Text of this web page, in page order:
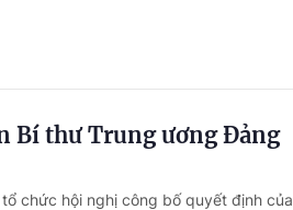
Bí thư Trung ương Đảng
chức hội nghị công bố quyết định của